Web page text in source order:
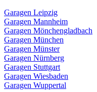
Garagen Leipzig
Garagen Mannheim
Garagen Mönchengladbach
Garagen München
Garagen Münster
Garagen Nürnberg
Garagen Stuttgart
Garagen Wiesbaden
Garagen Wuppertal